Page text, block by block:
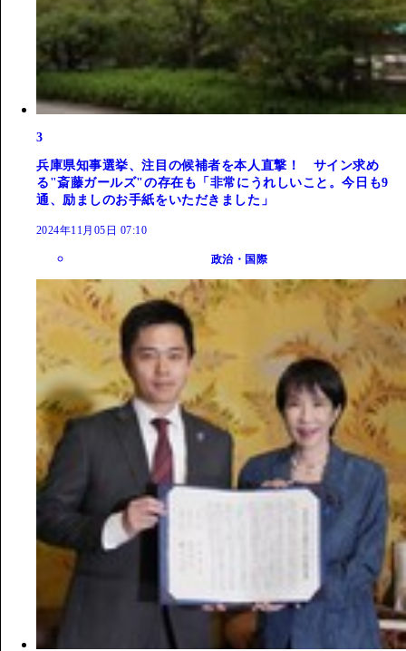
3
兵庫県知事選挙、注目の候補者を本人直撃！ サイン求め
る"斎藤ガールズ"の存在も「非常にうれしいこと。今日も9
通、励ましのお手紙をいただきました」
2024年11月05日 07:10
政治・国際